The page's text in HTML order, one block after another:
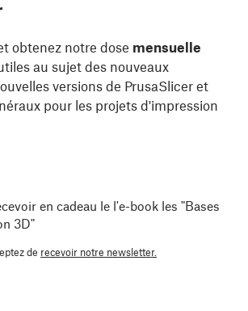
obtenez notre dose mensuelle
au sujet des nouveaux
versions de PrusaSlicer et
pour les projets d'impression
en cadeau le l'e-book les "Bases
3D"
de recevoir notre newsletter.